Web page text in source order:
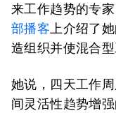
来工作趋势的专
部播客 上介绍了
造组织并使混合
她说，四天工作
间灵活性趋势增强